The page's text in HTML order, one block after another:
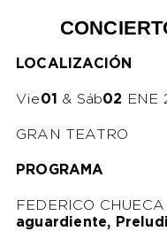
LOCALIZACIÓN
Vie 01 & Sáb02 ENE
GRAN TEATRO
PROGRAMA
FEDERICO CHUECA
aguardiente,